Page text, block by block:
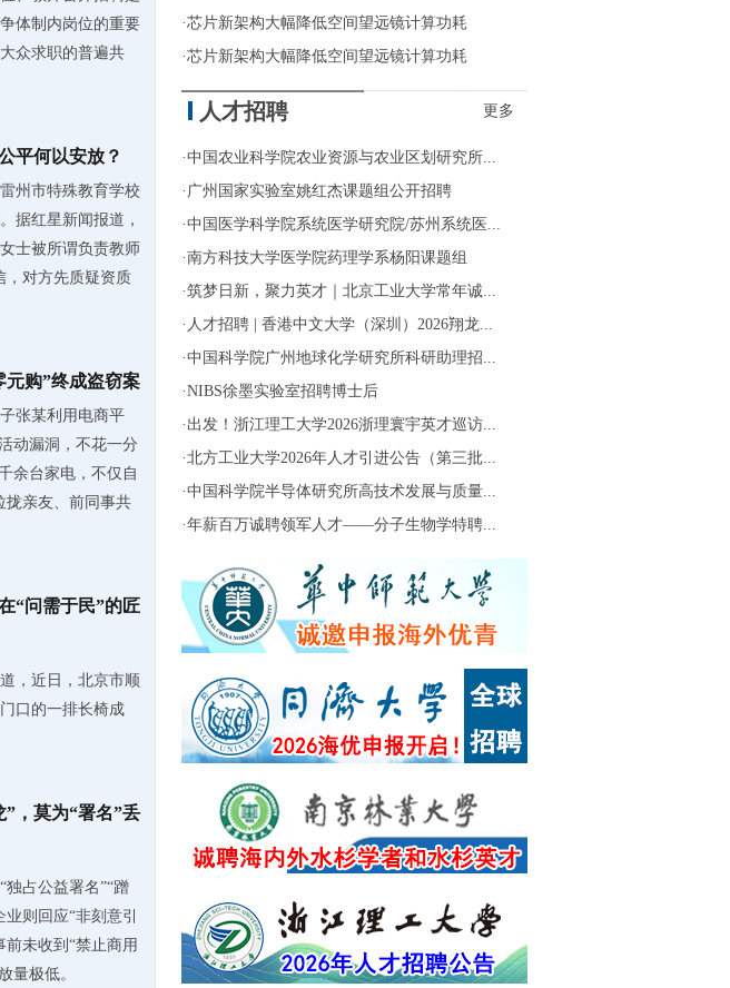
体制内岗位的重要
众求职的普遍共
平何以安放？
州市特殊教育学校
据红星新闻报道，
士被所谓负责教师
，对方先质疑资质
元购”终成盗窃案
张某利用电商平
动漏洞，不花一分
余台家电，不仅自
拢亲友、前同事共
“问需于民”的匠
，近日，北京市顺
口的一排长椅成
，莫为“署名”丢
独占公益署名”“蹭
则回应“非刻意引
前未收到“禁止商用
量极低。
·芯片新架构大幅降低空间望远镜计算功耗
·芯片新架构大幅降低空间望远镜计算功耗
人才招聘 更多
·中国农业科学院农业资源与农业区划研究所...
· 广州国家实验室姚红杰课题组公开招聘
·中国医学科学院系统医学研究院/苏州系统医...
·南方科技大学医学院药理学系杨阳课题组
·筑梦日新，聚力英才｜北京工业大学常年诚...
· 人才招聘 | 香港中文大学（深圳）2026翔龙...
·中国科学院广州地球化学研究所科研助理招...
·NIBS徐墨实验室招聘博士后
· 出发！浙江理工大学2026浙理寰宇英才巡访...
·北方工业大学2026年人才引进公告（第三批...
·中国科学院半导体研究所高技术发展与质量...
·年薪百万诚聘领军人才——分子生物学特聘...